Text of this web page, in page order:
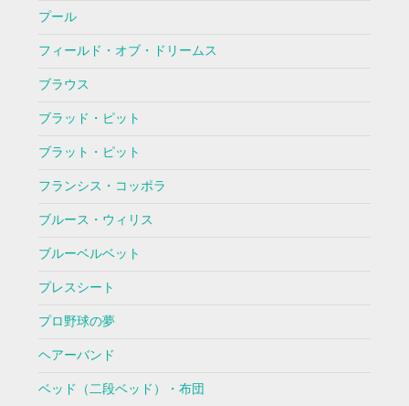
プール
フィールド・オブ・ドリームス
ブラウス
ブラッド・ピット
ブラット・ピット
フランシス・コッポラ
ブルース・ウィリス
ブルーベルベット
プレスシート
プロ野球の夢
ヘアーバンド
ベッド（二段ベッド）・布団